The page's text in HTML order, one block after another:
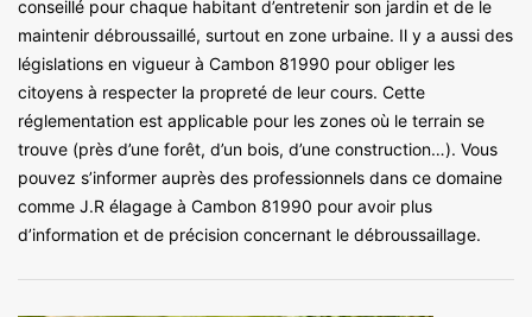
conseillé pour chaque habitant d’entretenir son jardin et de le
maintenir débroussaillé, surtout en zone urbaine. Il y a aussi des
législations en vigueur à Cambon 81990 pour obliger les
citoyens à respecter la propreté de leur cours. Cette
réglementation est applicable pour les zones où le terrain se
trouve (près d’une forêt, d’un bois, d’une construction…). Vous
pouvez s’informer auprès des professionnels dans ce domaine
comme J.R élagage à Cambon 81990 pour avoir plus
d’information et de précision concernant le débroussaillage.